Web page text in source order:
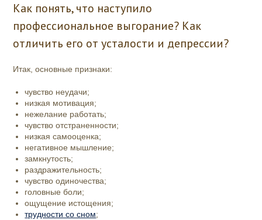
Как понять, что наступило
профессиональное выгорание? Как
отличить его от усталости и депрессии?
Итак, основные признаки:
чувство неудачи;
низкая мотивация;
нежелание работать;
чувство отстраненности;
низкая самооценка;
негативное мышление;
замкнутость;
раздражительность;
чувство одиночества;
головные боли;
ощущение истощения;
трудности со сном;